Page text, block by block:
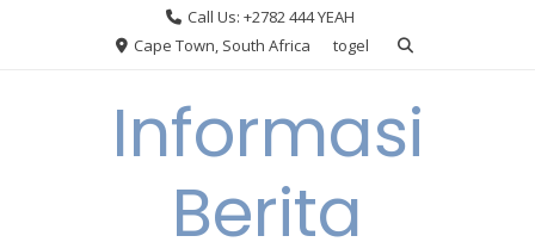
Call Us: +2782 444 YEAH
Cape Town, South Africa
togel
Informasi
Berita